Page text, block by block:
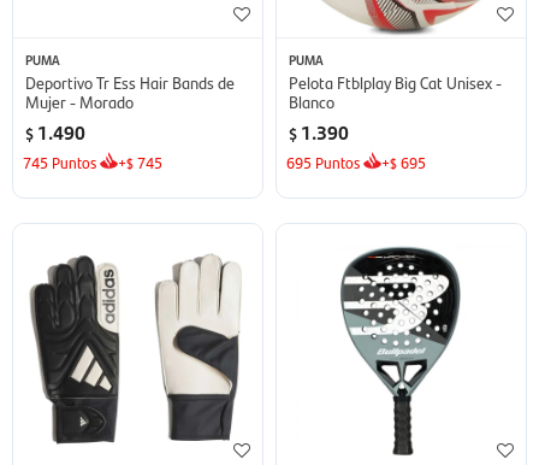
PUMA
Deportivo Tr Ess Hair Bands de
Mujer - Morado
$ 1.490
745 Puntos +$745
PUMA
Pelota Ftblplay Big Cat Unisex -
Blanco
$ 1.390
695 Puntos +$695